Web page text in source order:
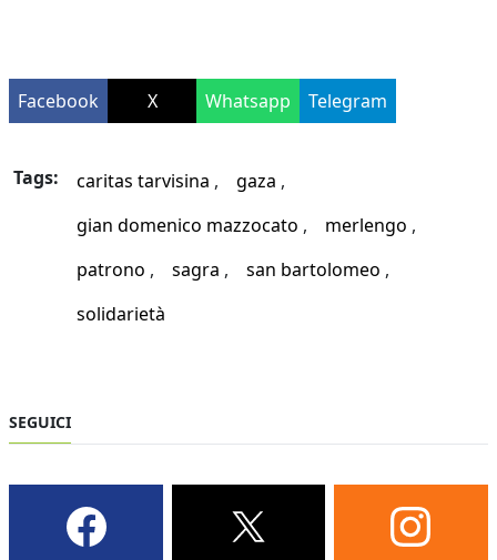
Facebook X Whatsapp Telegram
Tags: caritas tarvisina
gaza
gian domenico mazzocato
merlengo
patrono
sagra
san bartolomeo
solidarietà
SEGUICI